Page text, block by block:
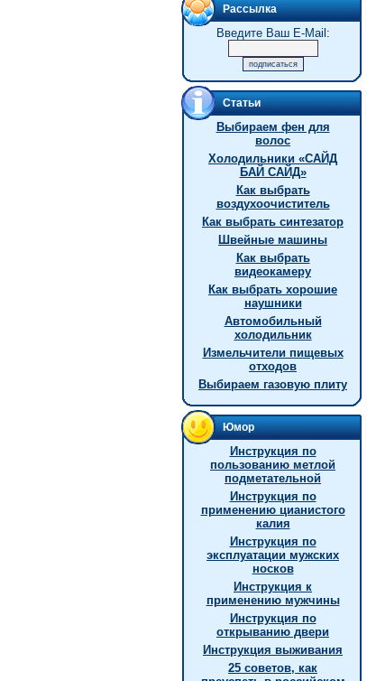
Рассылка
Введите Ваш E-Mail:
Статьи
Выбираем фен для
волос
Холодильники «САЙД
БАЙ САЙД»
Как выбрать
воздухоочиститель
Как выбрать синтезатор
Швейные машины
Как выбрать
видеокамеру
Как выбрать хорошие
наушники
Автомобильный
холодильник
Измельчители пищевых
отходов
Выбираем газовую плиту
Юмор
Инструкция по
пользованию метлой
подметательной
Инстpукция по
пpименению цианистого
калия
Инструкция по
эксплуатации мужских
носков
Инструкция к
применению мужчины
Инструкция по
открыванию двери
Инструкция выживания
25 советов, как